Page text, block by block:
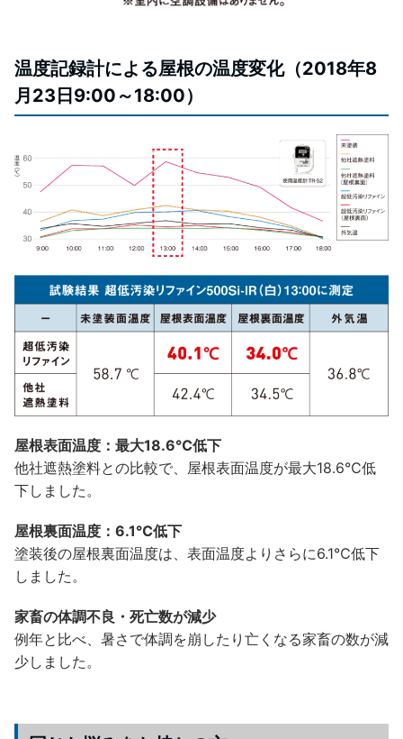
温度記録計による屋根の温度変化（2018年8
月23日9:00～18:00）
屋根表面温度：最大18.6℃低下
他社遮熱塗料との比較で、屋根表面温度が最大18.6℃低
下しました。
屋根裏面温度：6.1℃低下
塗装後の屋根裏面温度は、表面温度よりさらに6.1℃低下
しました。
家畜の体調不良・死亡数が減少
例年と比べ、暑さで体調を崩したり亡くなる家畜の数が減
少しました。